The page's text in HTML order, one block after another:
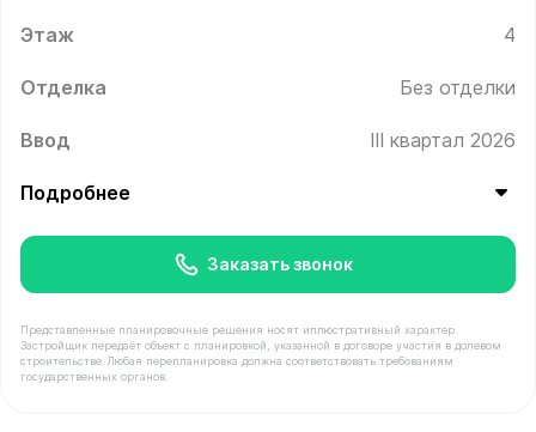
Этаж 4
Отделка Без отделки
Ввод III квартал 2026
Подробнее
Заказать звонок
Представленные планировочные решения носят иллюстративный характер.
Застройщик передаёт объект с планировкой, указанной в договоре участия в долевом
строительстве. Любая перепланировка должна соответствовать требованиям
государственных органов.